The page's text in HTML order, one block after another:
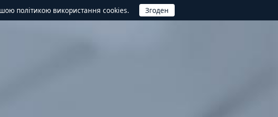
політикою використання cookies.